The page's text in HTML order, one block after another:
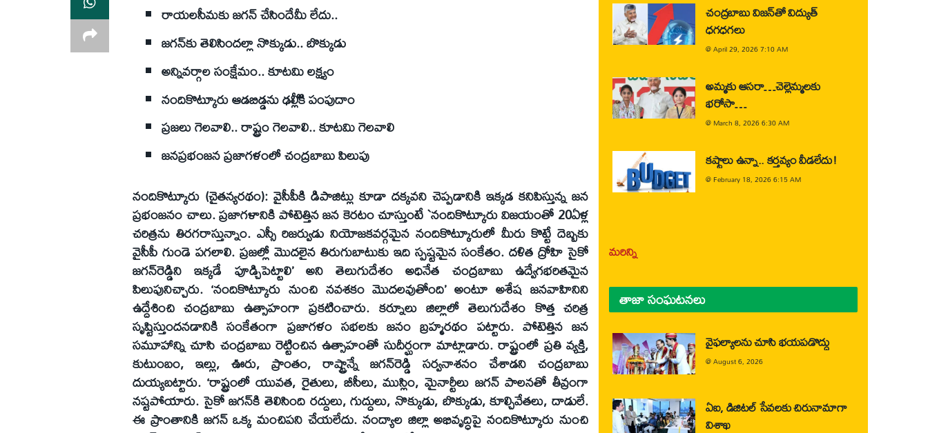
రాయలసీమకు జగన్‌ చేసిందేమీ లేదు..
జగన్‌కు తెలిసిందల్లా నొక్కుడు.. బొక్కుడు
అన్నివర్గాల సంక్షేమం.. కూటమి లక్ష్యం
నందికొట్కూరు ఆడబిడ్డను ఢల్లీికి పంపుదాం
ప్రజలు గెలవాలి.. రాష్ట్రం గెలవాలి.. కూటమి గెలవాలి
జనప్రభంజన ప్రజాగళంలో చంద్రబాబు పిలుపు
నందికొట్కూరు (చైతన్యరథం): వైసీపీకి డిపాజిట్లు కూడా దక్కవని చెప్పడానికి ఇక్కడ కనిపిస్తున్న జన
ప్రభంజనం చాలు. ప్రజాగళానికి పోటెత్తిన జన కెరటం చూస్తుంటే `నందికొట్కూరు విజయంతో 20ఏళ్ల
చరిత్రను తిరగరాస్తున్నాం. ఎస్సీ రిజర్వుడు నియోజకవర్గమైన నందికొట్కూరులో మీరు కొట్టే దెబ్బకు
వైసీపీ గుండె పగలాలి. ప్రజల్లో మొదలైన తిరుగుబాటుకు ఇది స్పష్టమైన సంకేతం. దళిత ద్రోహి సైకో
జగన్‌రెడ్డిని ఇక్కడే పూడ్చిపెట్టాలి’ అని తెలుగుదేశం అధినేత చంద్రబాబు ఉద్వేగభరితమైన
పిలుపునిచ్చారు. ‘నందికొట్కూరు నుంచి నవశకం మొదలవుతోంది’ అంటూ అశేష జనవాహినిని
ఉద్దేశించి చంద్రబాబు ఉత్సాహంగా ప్రకటించారు. కర్నూలు జిల్లాలో తెలుగుదేశం కొత్త చరిత్ర
సృష్టిస్తుందనడానికి సంకేతంగా ప్రజాగళం సభలకు జనం బ్రహ్మరథం పట్టారు. పోటెత్తిన జన
సమూహాన్ని చూసి చంద్రబాబు రెట్టించిన ఉత్సాహంతో సుదీర్ఘంగా మాట్లాడారు. రాష్ట్రంలో ప్రతి వ్యక్తి,
కుటుంబం, ఇల్లు, ఊరు, ప్రాంతం, రాష్ట్రాన్నే జగన్‌రెడ్డి సర్వనాశనం చేశాడని చంద్రబాబు
దుయ్యబట్టారు. ‘రాష్ట్రంలో యువత, రైతులు, బీసీలు, ముస్లిం, మైనార్టీలు జగన్‌ పాలనతో తీవ్రంగా
నష్టపోయారు. సైకో జగన్‌కి తెలిసింది రద్దులు, గుద్దులు, నొక్కుడు, బొక్కుడు, కూల్చివేతలు, దాడులే.
ఈ ప్రాంతానికి జగన్‌ ఒక్క మంచిపని చేయలేదు. నంద్యాల జిల్లా అభివృద్ధిపై నందికొట్కూరు నుంచి
చంద్రబాబు విజన్‌తో విద్యుత్
ధగధగలు
@April 29, 2026 7:10 AM
అమ్మకు ఆసరా…చెల్లెమ్మలకు
భరోసా…
@ March 8, 2026 6:30 AM
కష్టాలు ఉన్నా.. కర్తవ్యం వీడలేదు!
@February 18, 2026 6:15 AM
మరిన్ని
తాజా సంఘటనలు
వైఫల్యాలను చూసి భయపడొద్దు
@August 6, 2026
ఏఐ, డిజిటల్ సేవలకు చిరునామాగా
విశాఖ